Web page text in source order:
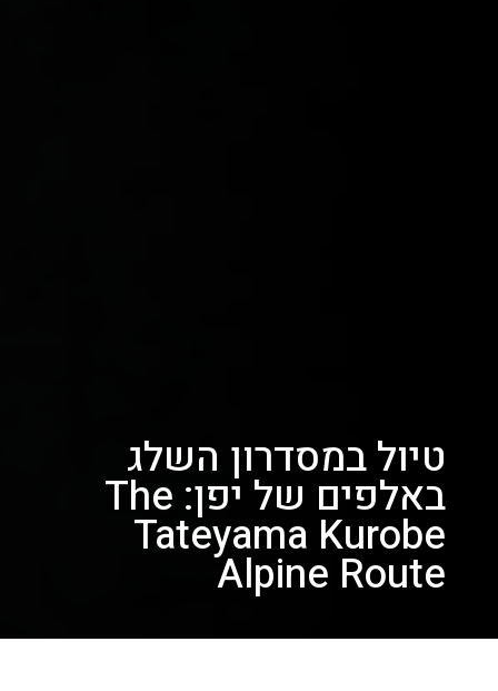
טיול במסדרון השלג
באלפים של יפן: The
Tateyama Kurobe
Alpine Route